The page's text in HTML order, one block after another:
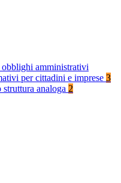
obblighi amministrativi
per cittadini e imprese 3
analoga 2